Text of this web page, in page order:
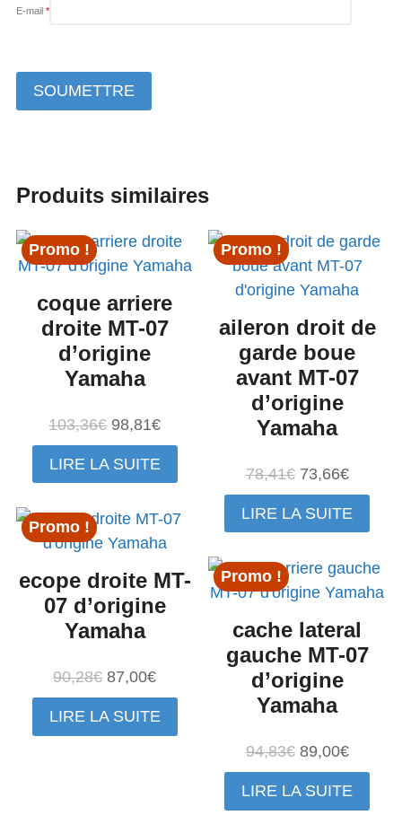
E-mail *
Produits similaires
Promo !
coque arriere
droite MT-07
d’origine
Yamaha
103,36€ Le
prix
initial
103,36€.
98,81€Le
prix
actuel
98,81€.
LIRE LA SUITE
Promo !
aileron droit de
garde boue
avant MT-07
d’origine
Yamaha
78,41€ Le
prix
initial
78,41€.
73,66€Le
prix
actuel
73,66€.
LIRE LA SUITE
Promo !
ecope droite MT-
07 d’origine
Yamaha
90,28€ Le
prix
initial
87,00€Le
prix
actuel
LIRE LA SUITE
Promo !
cache lateral
gauche MT-07
d’origine
Yamaha
94,83€ Le
prix
initial
89,00€Le
prix
actuel
LIRE LA SUITE